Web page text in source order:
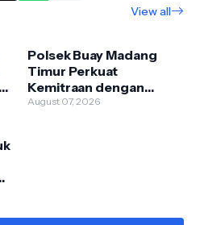
View all
Polsek Buay Madang
Timur Perkuat
Kemitraan dengan
Warga Lewat Giat
August 07, 2026